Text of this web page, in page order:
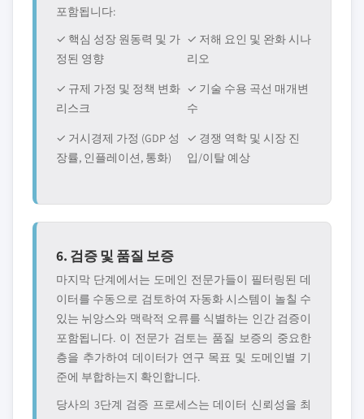
포함됩니다:
✓ 핵심 성장 원동력 및 가
정된 영향
✓ 저해 요인 및 완화 시나
리오
✓ 규제 가정 및 정책 변화
리스크
✓ 기술 수용 곡선 매개변
수
✓ 거시경제 가정 (GDP 성
장률, 인플레이션, 통화)
✓ 경쟁 역학 및 시장 진
입/이탈 예상
6. 검증 및 품질 보증
마지막 단계에서는 도메인 전문가들이 필터링된 데
이터를 수동으로 검토하여 자동화 시스템이 놀칠 수
있는 뉘앙스와 맥락적 오류를 식별하는 인간 검증이
포함됩니다. 이 전문가 검토는 품질 보증의 중요한
층을 추가하여 데이터가 연구 목표 및 도메인별 기
준에 부합하는지 확인합니다.
당사의 3단계 검증 프로세스는 데이터 신뢰성을 최